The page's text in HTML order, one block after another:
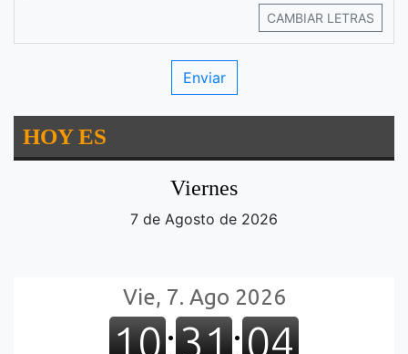
CAMBIAR LETRAS
HOY ES
Viernes
7 de Agosto de 2026